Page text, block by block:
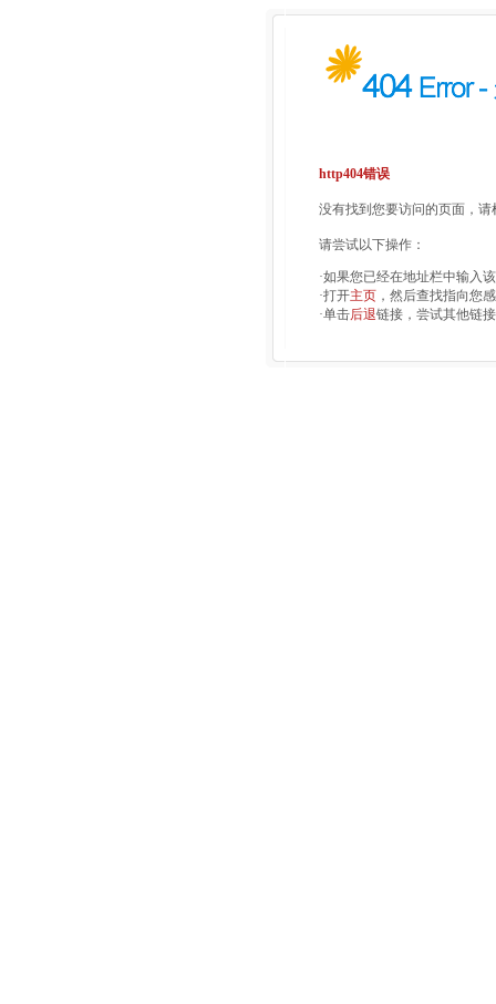
http404错误
没有找到您要访问的页面，
请尝试以下操作：
·如果您已经在地址栏中输入
·打开主页 ，然后查找指向您
·单击后退链接，尝试其他链